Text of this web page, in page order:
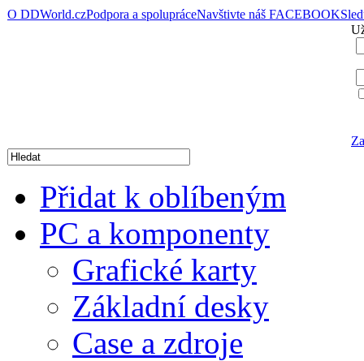
O DDWorld.czPodpora a spolupráceNavštivte náš FACEBOOK
Přidat k oblíbeným
PC a komponenty
Grafické karty
Základní desky
Case a zdroje